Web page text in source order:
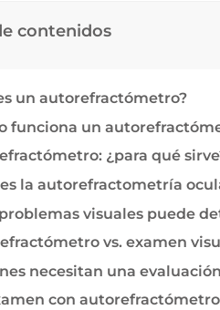
contenidos
un autorefractómetro?
funciona un
¿para qué
es la autorefractometría
visuales puede
vs. examen
necesitan una
con